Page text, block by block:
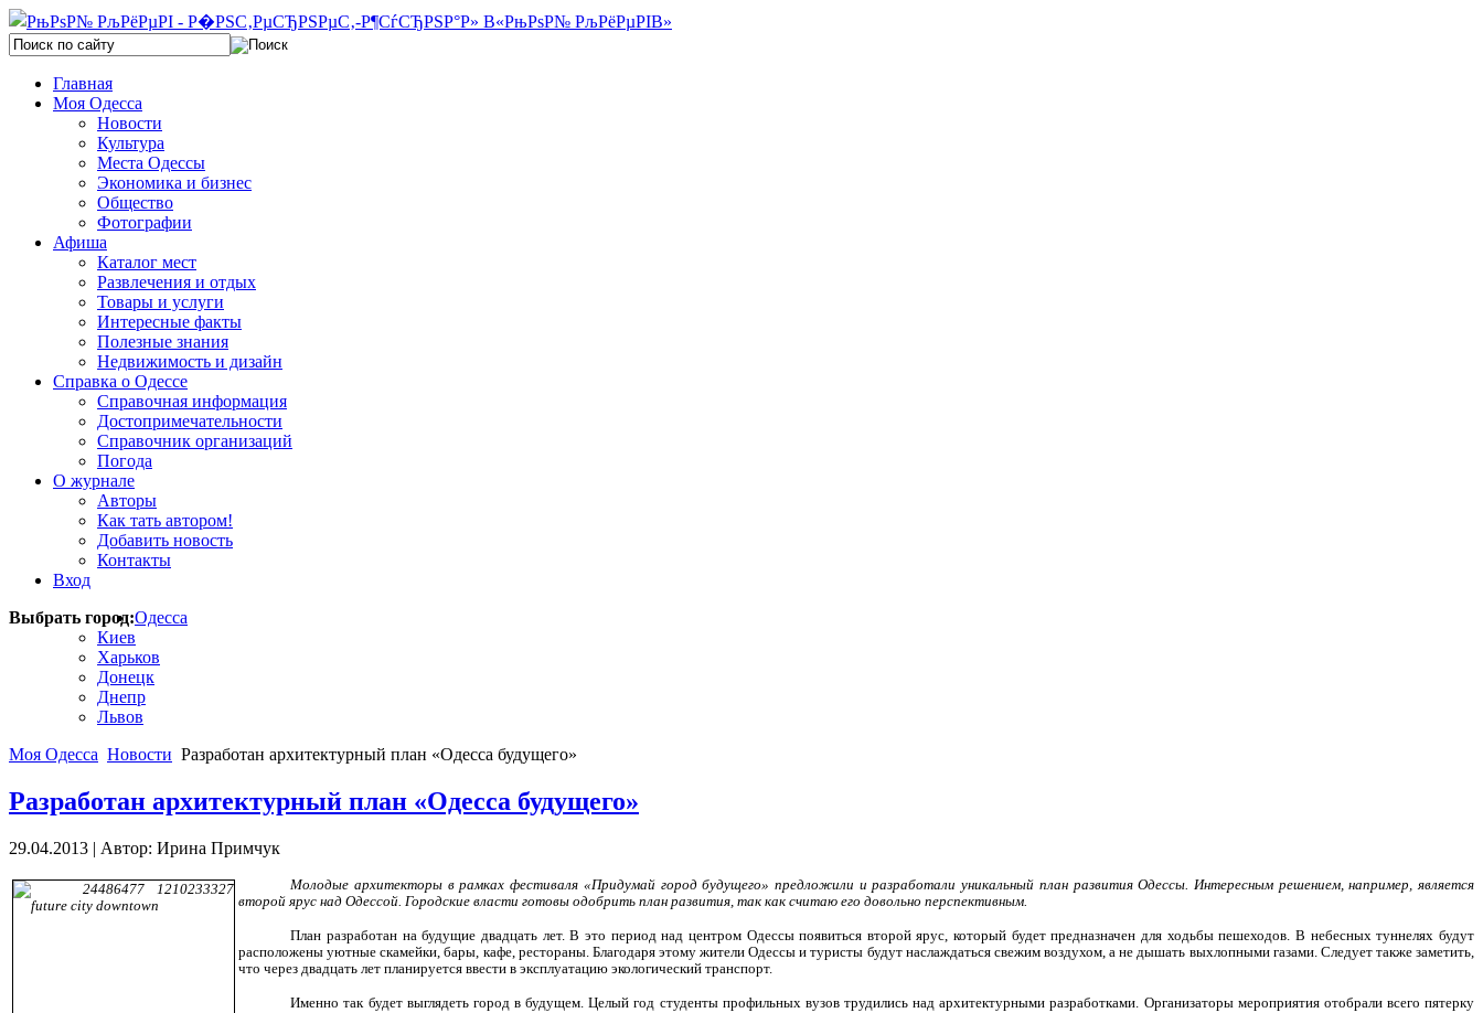
Главная
Моя Одесса
Новости
Культура
Места Одессы
Экономика и бизнес
Общество
Фотографии
Афиша
Каталог мест
Развлечения и отдых
Товары и услуги
Интересные факты
Полезные знания
Недвижимость и дизайн
Справка о Одессе
Справочная информация
Достопримечательности
Справочник организаций
Погода
О журнале
Авторы
Как тать автором!
Добавить новость
Контакты
Вход
Выбрать город:Одесса
Киев
Харьков
Донецк
Днепр
Львов
Моя Одесса Новости Разработан архитектурный план «Одесса будущего»
Разработан архитектурный план «Одесса будущего»
29.04.2013 | Автор: Ирина Примчук
Молодые архитекторы в рамках фестиваля «Придумай город будущего» предложили и разработали уникальный план развития Одессы. Интересным решением, например, является
второй ярус над Одессой. Городские власти готовы одобрить план развития, так как считаю его довольно перспективным.
План разработан на будущие двадцать лет. В это период над центром Одессы появиться второй ярус, который будет предназначен для ходьбы пешеходов. В небесных туннелях будут
расположены уютные скамейки, бары, кафе, рестораны. Благодаря этому жители Одессы и туристы будут наслаждаться свежим воздухом, а не дышать выхлопными газами. Следует также заметить,
что через двадцать лет планируется ввести в эксплуатацию экологический транспорт.
Именно так будет выглядеть город в будущем. Целый год студенты профильных вузов трудились над архитектурными разработками. Организаторы мероприятия отобрали всего пятерку